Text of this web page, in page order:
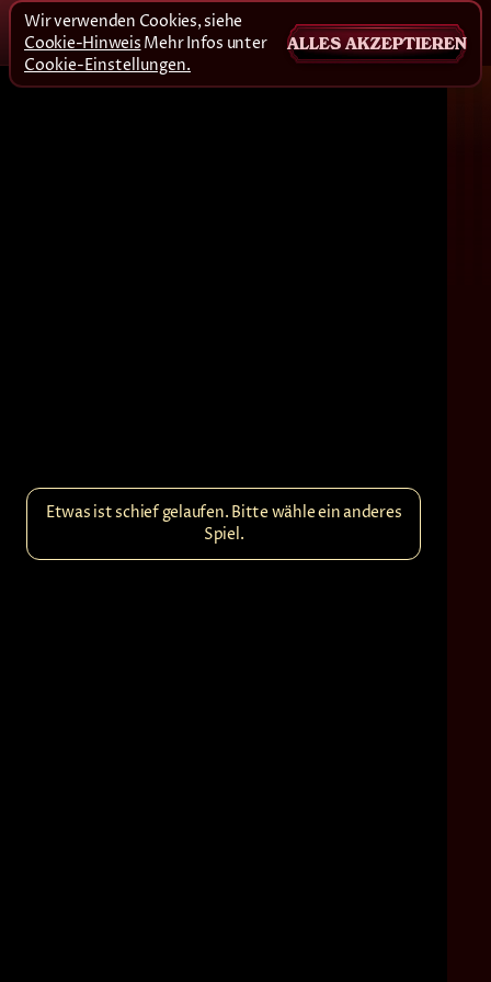
Etwas ist schief gelaufen. Bitte wähle ein anderes
Spiel.
Wir verwenden Cookies, siehe
Cookie-Hinweis Mehr Infos unter
Cookie-Einstellungen.
ALLES AKZEPTIEREN